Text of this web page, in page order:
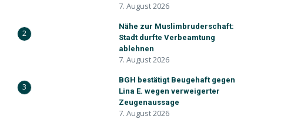
7. August 2026
2
Nähe zur Muslimbruderschaft:
Stadt durfte Verbeamtung
ablehnen
7. August 2026
3
BGH bestätigt Beugehaft gegen
Lina E. wegen verweigerter
Zeugenaussage
7. August 2026